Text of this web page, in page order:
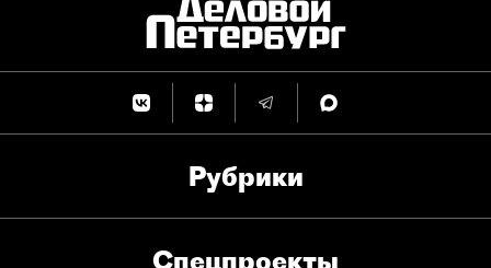
Рубрики
Спец­проекты